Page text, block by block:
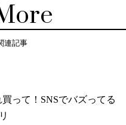
連記事
買って！SNSでバズってる